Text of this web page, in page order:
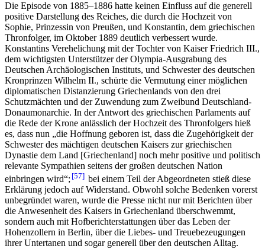
Die Episode von 1885–1886 hatte keinen Einfluss auf die generell
positive Darstellung des Reiches, die durch die Hochzeit von
Sophie, Prinzessin von Preußen, und Konstantin, dem griechischen
Thronfolger, im Oktober 1889 deutlich verbessert wurde.
Konstantins Verehelichung mit der Tochter von Kaiser Friedrich III.,
dem wichtigsten Unterstützer der Olympia-Ausgrabung des
Deutschen Archäologischen Instituts, und Schwester des deutschen
Kronprinzen Wilhelm II., schürte die Vermutung einer möglichen
diplomatischen Distanzierung Griechenlands von den drei
Schutzmächten und der Zuwendung zum Zweibund Deutschland-
Donaumonarchie. In der Antwort des griechischen Parlaments auf
die Rede der Krone anlässlich der Hochzeit des Thronfolgers hieß
es, dass nun „die Hoffnung geboren ist, dass die Zugehörigkeit der
Schwester des mächtigen deutschen Kaisers zur griechischen
Dynastie dem Land [Griechenland] noch mehr positive und politisch
relevante Sympathien seitens der großen deutschen Nation
einbringen wird“; 57
bei einem Teil der Abgeordneten stieß diese
Erklärung jedoch auf Widerstand. Obwohl solche Bedenken vorerst
unbegründet waren, wurde die Presse nicht nur mit Berichten über
die Anwesenheit des Kaisers in Griechenland überschwemmt,
sondern auch mit Hofberichterstattungen über das Leben der
Hohenzollern in Berlin, über die Liebes- und Treuebezeugungen
ihrer Untertanen und sogar generell über den deutschen Alltag.